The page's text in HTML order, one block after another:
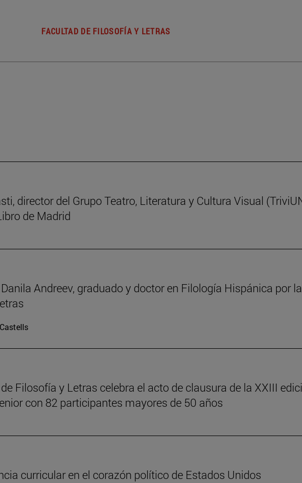
FACULTAD DE FILOSOFÍA Y LETRAS
director del Grupo Teatro, Literatura y Cultura Visual
de Madrid
Andreev, graduado y doctor en Filología Hispánica por
Filosofía y Letras celebra el acto de clausura de la XXIII
con 82 participantes mayores de 50 años
curricular en el corazón político de Estados Unidos